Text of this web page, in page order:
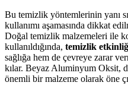
Bu temizlik yöntemlerinin yanı
kullanımı aşamasında dikkat
Doğal temizlik malzemeleri ile
kullanıldığında, temizlik
sağlığa hem de çevreye zarar
kılar. Beyaz Aluminyum Oksit,
önemli bir malzeme olarak öne